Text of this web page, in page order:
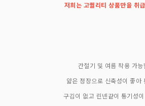
저희는 고퀄리티 상품만을 취
간절기 및 여름 착용 가능
얇은 정장으로 신축성이 좋아
구김이 없고 린넨같이 통기성